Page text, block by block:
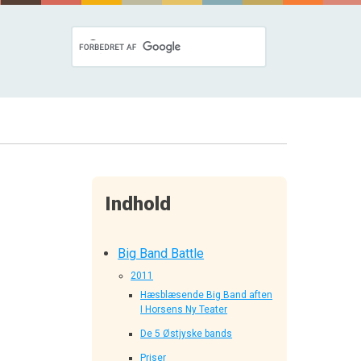
Indhold
Big Band Battle
2011
Hæsblæsende Big Band aften
I Horsens Ny Teater
De 5 Østjyske bands
Priser